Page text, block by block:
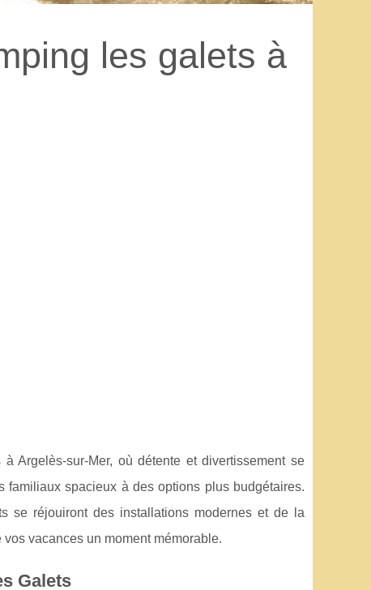
les galets à
Argelès-sur-Mer, où détente et divertissement se
familiaux spacieux à des options plus budgétaires.
se réjouiront des installations modernes et de la
vacances un moment mémorable.
Galets